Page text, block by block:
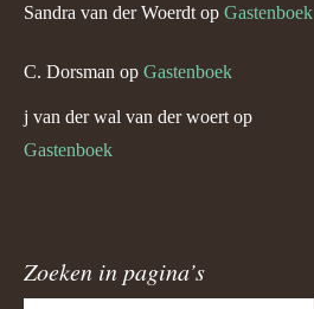
Sandra van der Woerdt op Gastenboek
C. Dorsman op Gastenboek
j van der wal van der woert op
Gastenboek
Zoeken in pagina’s